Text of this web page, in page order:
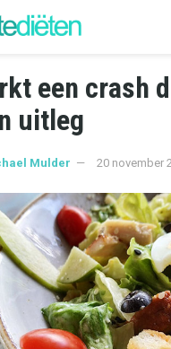
een crash
uitleg
Mulder 20 november